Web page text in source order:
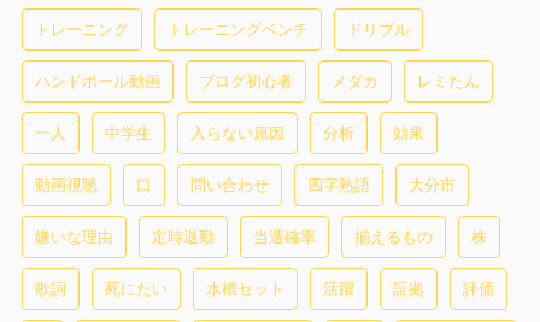
トレーニング トレーニングベンチ ドリブル
ハンドボール動画 ブログ初心者 メダカ レミたん
一人 中学生 入らない原因 分析 効果
動画視聴 口 問い合わせ 四字熟語 大分市
嫌いな理由 定時退勤 当選確率 揃えるもの 株
歌詞 死にたい 水槽セット 活躍 証拠 評価